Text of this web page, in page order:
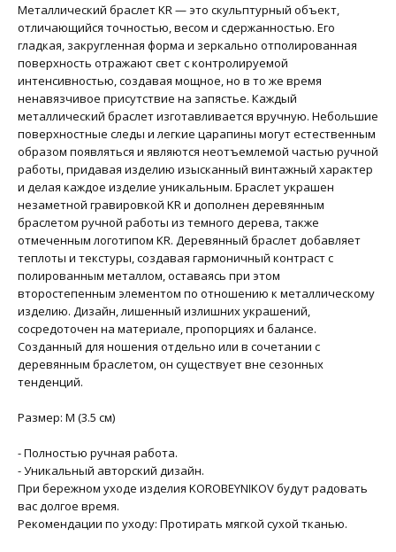
Металлический браслет KR — это скульптурный объект,
отличающийся точностью, весом и сдержанностью. Его
гладкая, закругленная форма и зеркально отполированная
поверхность отражают свет с контролируемой
интенсивностью, создавая мощное, но в то же время
ненавязчивое присутствие на запястье. Каждый
металлический браслет изготавливается вручную. Небольшие
поверхностные следы и легкие царапины могут естественным
образом появляться и являются неотъемлемой частью ручной
работы, придавая изделию изысканный винтажный характер
и делая каждое изделие уникальным. Браслет украшен
незаметной гравировкой KR и дополнен деревянным
браслетом ручной работы из темного дерева, также
отмеченным логотипом KR. Деревянный браслет добавляет
теплоты и текстуры, создавая гармоничный контраст с
полированным металлом, оставаясь при этом
второстепенным элементом по отношению к металлическому
изделию. Дизайн, лишенный излишних украшений,
сосредоточен на материале, пропорциях и балансе.
Созданный для ношения отдельно или в сочетании с
деревянным браслетом, он существует вне сезонных
тенденций.
Размер: M (3.5 см)
- Полностью ручная работа.
- Уникальный авторский дизайн.
При бережном уходе изделия KOROBEYNIKOV будут радовать
вас долгое время.
Рекомендации по уходу: Протирать мягкой сухой тканью.